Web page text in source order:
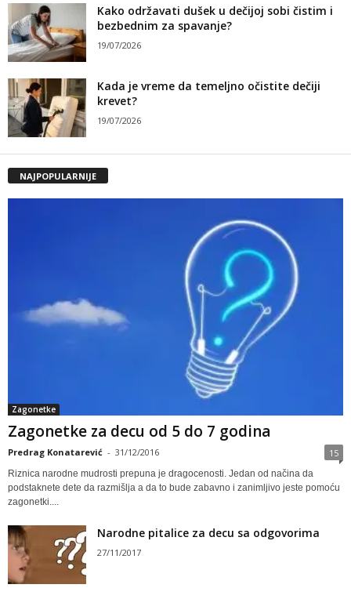
Kako održavati dušek u dečijoj sobi čistim i
bezbednim za spavanje?
19/07/2026
Kada je vreme da temeljno očistite dečiji
krevet?
19/07/2026
NAJPOPULARNIJE
Zagonetke
Zagonetke za decu od 5 do 7 godina
Predrag Konatarević - 31/12/2016 15
Riznica narodne mudrosti prepuna je dragocenosti. Jedan od načina da
podstaknete dete da razmišlja a da to bude zabavno i zanimljivo jeste pomoću
zagonetki....
Narodne pitalice za decu sa odgovorima
27/11/2017